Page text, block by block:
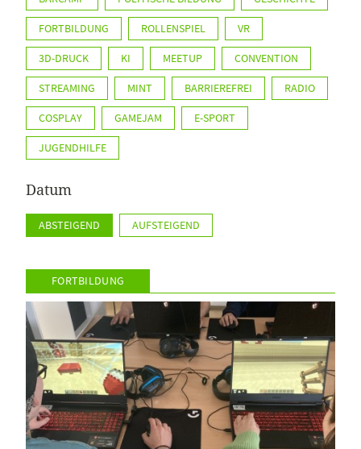
FORTBILDUNG ROLLENSPIEL VR
3D-DRUCK KI MEETUP CONVENTION
STREAMING MINT BARRIEREFREI RADIO
COSPLAY GAMEJAM E-SPORT
JUGENDHILFE
Datum
ABSTEIGEND AUFSTEIGEND
FORTBILDUNG